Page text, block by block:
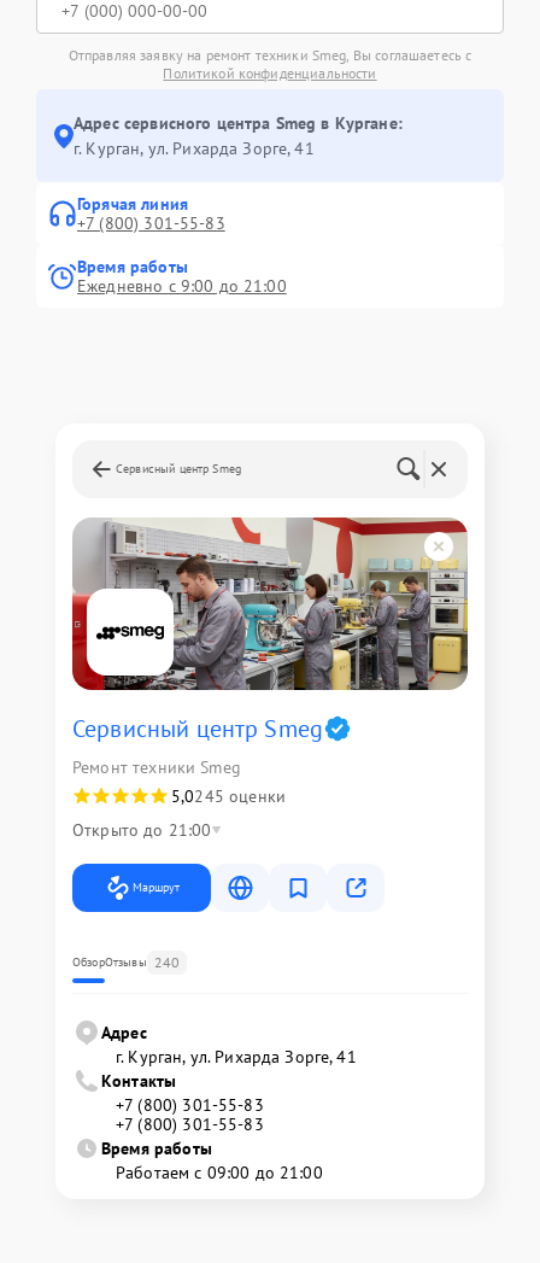
Отправляя заявку на ремонт техники Smeg, Вы соглашаетесь с
Политикой конфиденциальности
Адрес сервисного центра Smeg в Кургане:
г. Курган, ул. Рихарда Зорге, 41
Горячая линия
+7 (800) 301-55-83
Время работы
Ежедневно с 9:00 до 21:00
Сервисный центр Smeg
Сервисный центр Smeg
Ремонт техники Smeg
5,0245 оценки
Открыто до 21:00
Маршрут
ОбзорОтзывы 240
Адрес
г. Курган, ул. Рихарда Зорге, 41
Контакты
+7 (800) 301-55-83
+7 (800) 301-55-83
Время работы
Работаем с 09:00 до 21:00